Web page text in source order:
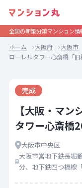
全国の新築分譲マンション情
ホーム 大阪府 大阪市
ローレルタワー心斎橋「
完成
【大阪・マ
タワー心斎橋
大阪市中央区
大阪市営地下鉄長堀
分、地下鉄四つ橋線